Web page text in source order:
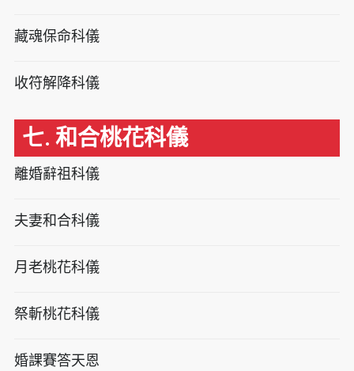
藏魂保命科儀
收符解降科儀
七. 和合桃花科儀
離婚辭祖科儀
夫妻和合科儀
月老桃花科儀
祭斬桃花科儀
婚課賽答天恩